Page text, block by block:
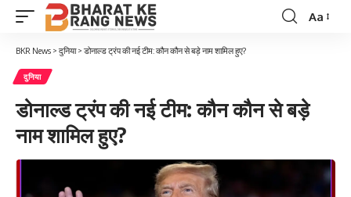
Font
Aa
BKR News > दुनिया> डोनाल्ड ट्रंप की नई टीम: कौन कौन से बड़े नाम शामिल हुए?
दुनिया
डोनाल्ड ट्रंप की नई टीम: कौन कौन से बड़े
नाम शामिल हुए?